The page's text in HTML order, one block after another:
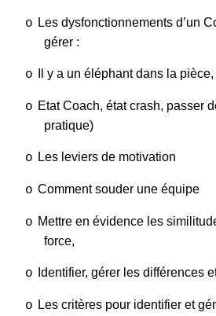
o Les dysfonctionnements d’un
gérer :
o Il y a un éléphant dans la
o Etat Coach, état crash, passer
pratique)
o Les leviers de motivation
o Comment souder une équipe
o Mettre en évidence les
force,
o Identifier, gérer les différences
o Les critères pour identifier et